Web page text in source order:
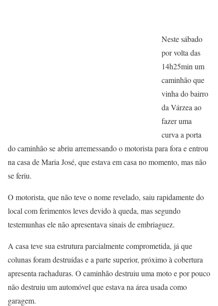
Neste sábado
por volta das
14h25min um
caminhão que
vinha do bairro
da Várzea ao
fazer uma
curva a porta
do caminhão se abriu arremessando o motorista para fora e entrou
na casa de Maria José, que estava em casa no momento, mas não
se feriu.
O motorista, que não teve o nome revelado, saiu rapidamente do
local com ferimentos leves devido à queda, mas segundo
testemunhas ele não apresentava sinais de embriaguez.
A casa teve sua estrutura parcialmente comprometida, já que
colunas foram destruídas e a parte superior, próximo à cobertura
apresenta rachaduras. O caminhão destruiu uma moto e por pouco
não destruiu um automóvel que estava na área usada como
garagem.